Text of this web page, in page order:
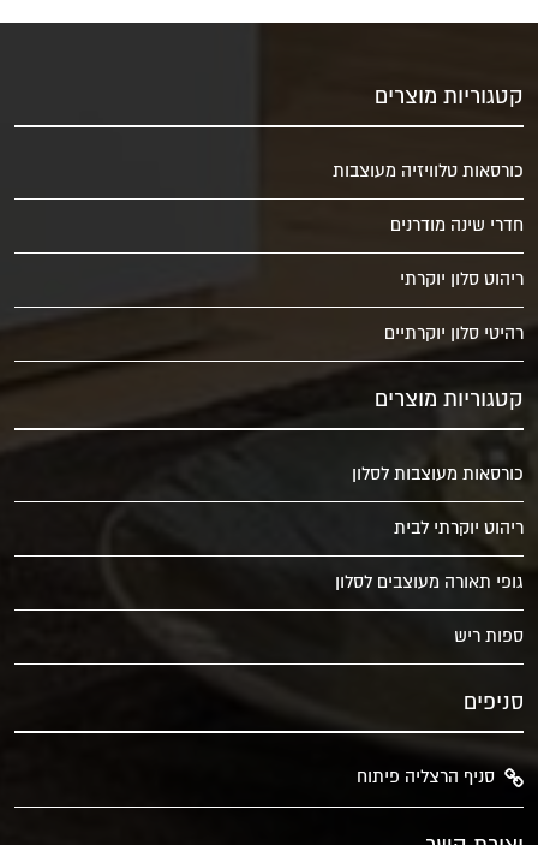
קטגוריות מוצרים
כורסאות טלוויזיה מעוצבות
חדרי שינה מודרנים
ריהוט סלון יוקרתי
רהיטי סלון יוקרתיים
קטגוריות מוצרים
כורסאות מעוצבות לסלון
ריהוט יוקרתי לבית
גופי תאורה מעוצבים לסלון
ספות ריש
סניפים
סניף הרצליה פיתוח